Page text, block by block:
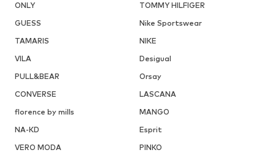
ONLY
TOMMY HILFIGER
GUESS
Nike Sportswear
TAMARIS
NIKE
VILA
Desigual
PULL&BEAR
Orsay
CONVERSE
LASCANA
florence by mills
MANGO
NA-KD
Esprit
VERO MODA
PINKO